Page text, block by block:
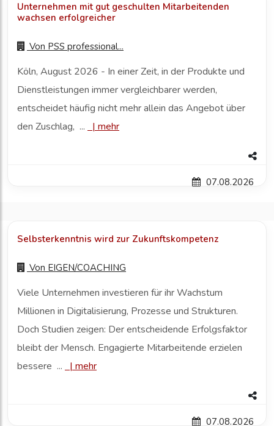
Unternehmen mit gut geschulten Mitarbeitenden
wachsen erfolgreicher
Von PSS professional...
Köln, August 2026 - In einer Zeit, in der Produkte und
Dienstleistungen immer vergleichbarer werden,
entscheidet häufig nicht mehr allein das Angebot über
den Zuschlag, ...
| mehr
07.08.2026
Selbsterkenntnis wird zur Zukunftskompetenz
Von EIGEN/COACHING
Viele Unternehmen investieren für ihr Wachstum
Millionen in Digitalisierung, Prozesse und Strukturen.
Doch Studien zeigen: Der entscheidende Erfolgsfaktor
bleibt der Mensch. Engagierte Mitarbeitende erzielen
bessere ...
| mehr
07.08.2026